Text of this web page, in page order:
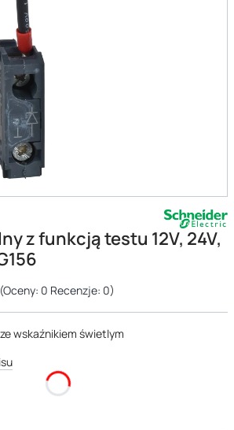
z funkcją testu 12V, 24V,
(Oceny: 0 Recenzje: 0)
wskaźnikiem świetlym